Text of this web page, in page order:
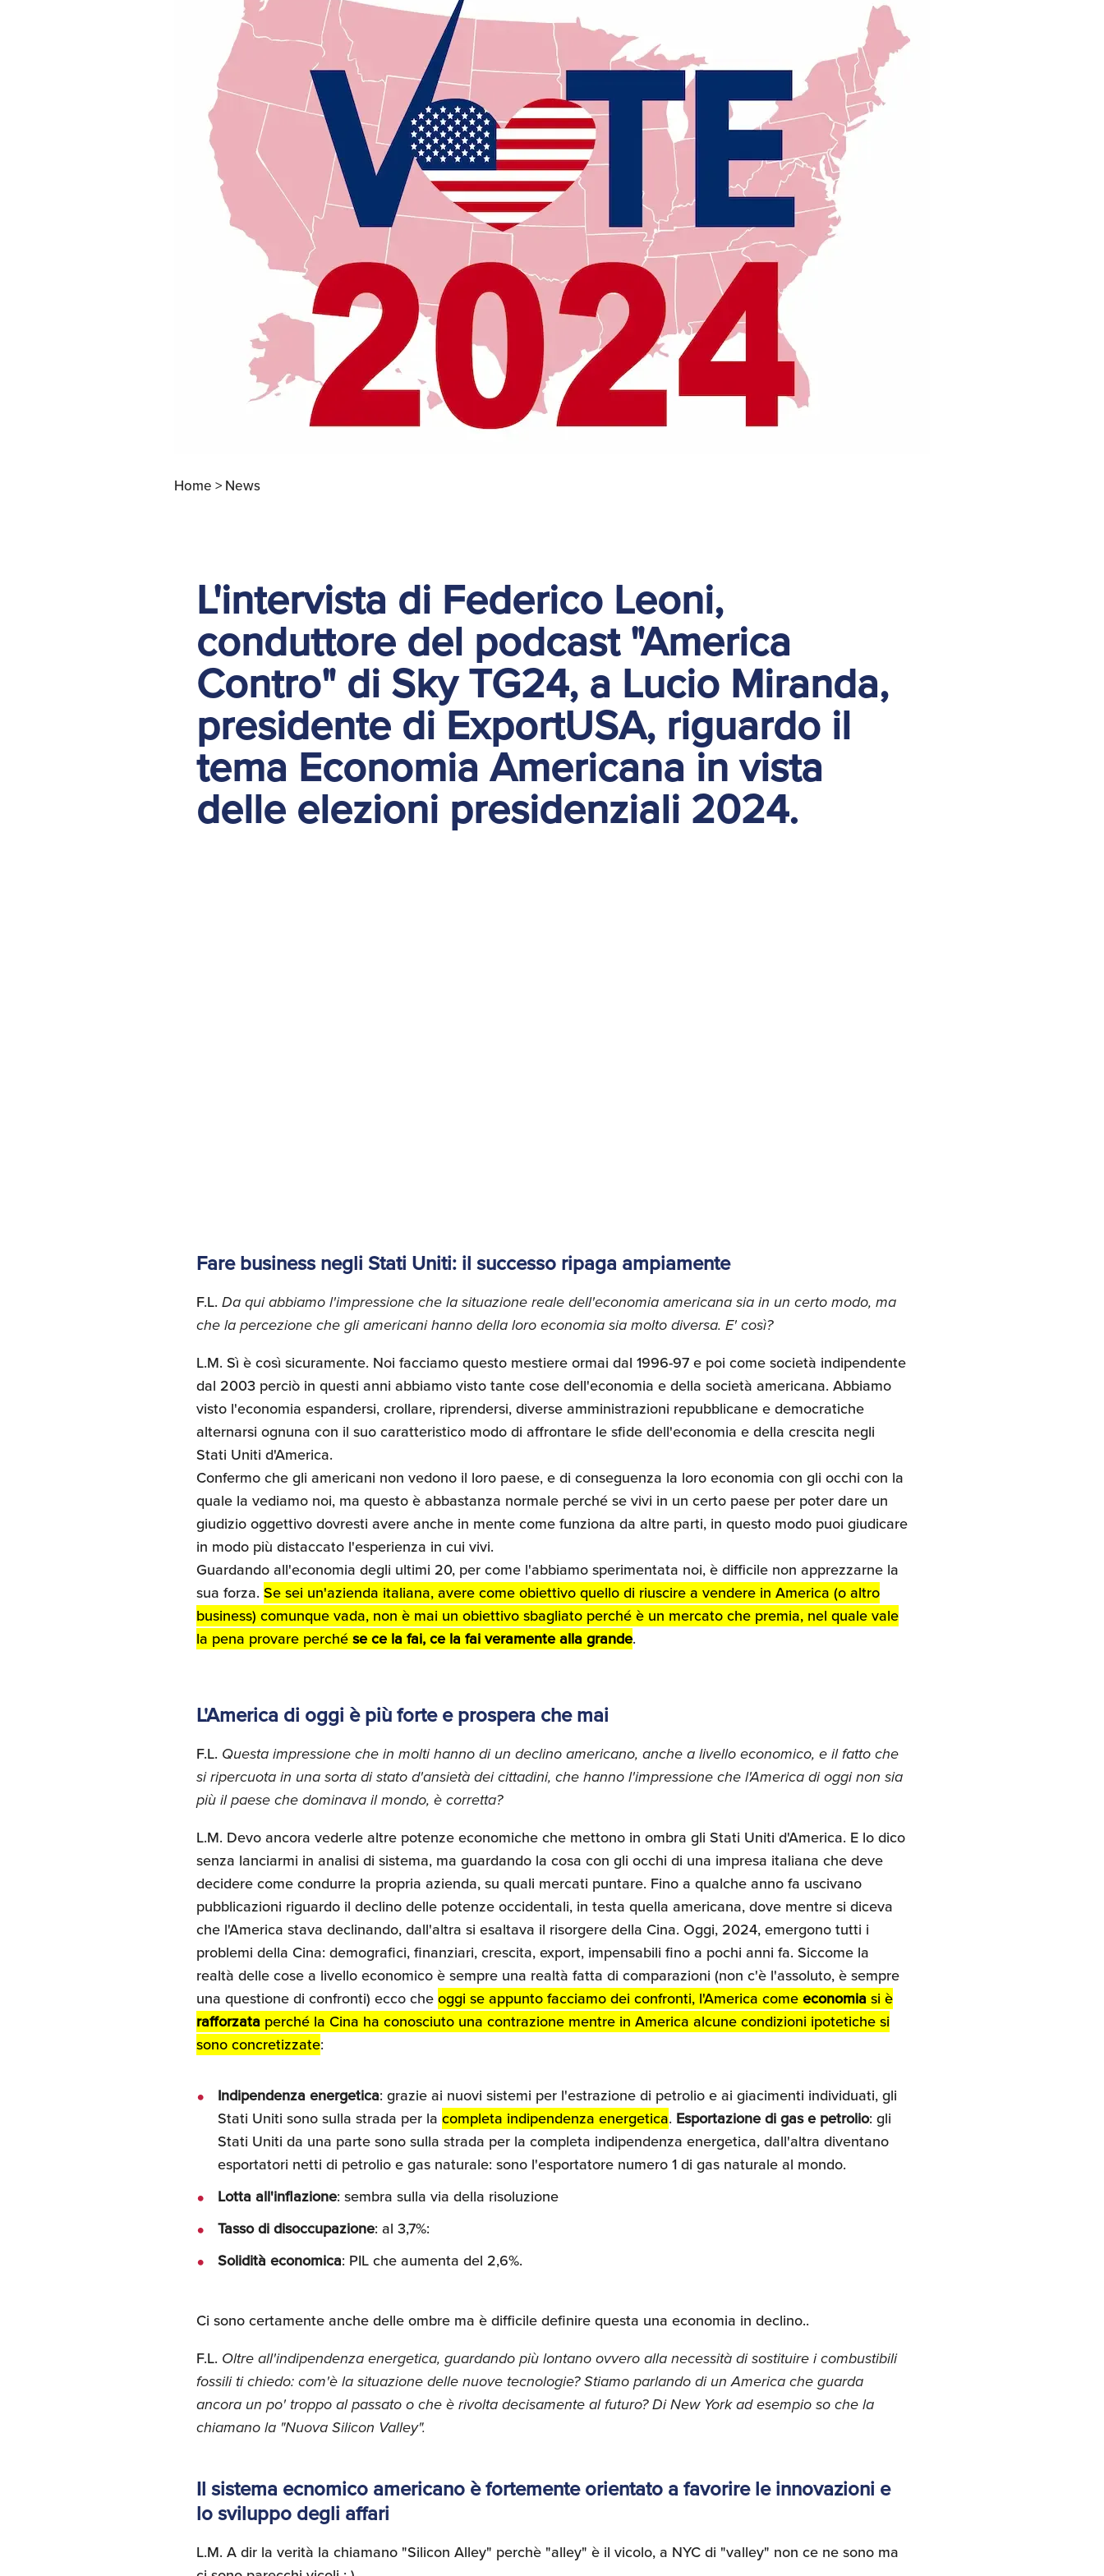
Apertura Ristoranti
negli Stati Uniti
Ricerche di Mercato
Assicurazioni, Permessi
e Licenze
Ricerca Personale e
Gestione Risorse
Umane
Home > News
L'intervista di Federico Leoni,
conduttore del podcast "America
Contro" di Sky TG24, a Lucio Miranda,
presidente di ExportUSA, riguardo il
tema Economia Americana in vista
delle elezioni presidenziali 2024.
Fare business negli Stati Uniti: il successo ripaga ampiamente
F.L. Da qui abbiamo l'impressione che la situazione reale dell'economia americana sia in un certo modo, ma
che la percezione che gli americani hanno della loro economia sia molto diversa. E' così?
L.M. Sì è così sicuramente. Noi facciamo questo mestiere ormai dal 1996-97 e poi come società indipendente
dal 2003 perciò in questi anni abbiamo visto tante cose dell'economia e della società americana. Abbiamo
visto l'economia espandersi, crollare, riprendersi, diverse amministrazioni repubblicane e democratiche
alternarsi ognuna con il suo caratteristico modo di affrontare le sfide dell'economia e della crescita negli
Stati Uniti d'America.
Confermo che gli americani non vedono il loro paese, e di conseguenza la loro economia con gli occhi con la
quale la vediamo noi, ma questo è abbastanza normale perché se vivi in un certo paese per poter dare un
giudizio oggettivo dovresti avere anche in mente come funziona da altre parti, in questo modo puoi giudicare
in modo più distaccato l'esperienza in cui vivi.
Guardando all'economia degli ultimi 20, per come l'abbiamo sperimentata noi, è difficile non apprezzarne la
sua forza. Se sei un'azienda italiana, avere come obiettivo quello di riuscire a vendere in America (o altro
business) comunque vada, non è mai un obiettivo sbagliato perché è un mercato che premia, nel quale vale
la pena provare perchése ce la fai, ce la fai veramente alla grande.
L'America di oggi è più forte e prospera che mai
F.L. Questa impressione che in molti hanno di un declino americano, anche a livello economico, e il fatto che
si ripercuota in una sorta di stato d'ansietà dei cittadini, che hanno l'impressione che l'America di oggi non sia
più il paese che dominava il mondo, è corretta?
L.M. Devo ancora vederle altre potenze economiche che mettono in ombra gli Stati Uniti d'America. E lo dico
senza lanciarmi in analisi di sistema, ma guardando la cosa con gli occhi di una impresa italiana che deve
decidere come condurre la propria azienda, su quali mercati puntare. Fino a qualche anno fa uscivano
pubblicazioni riguardo il declino delle potenze occidentali, in testa quella americana, dove mentre si diceva
che l'America stava declinando, dall'altra si esaltava il risorgere della Cina. Oggi, 2024, emergono tutti i
problemi della Cina: demografici, finanziari, crescita, export, impensabili fino a pochi anni fa. Siccome la
realtà delle cose a livello economico è sempre una realtà fatta di comparazioni (non c'è l'assoluto, è sempre
una questione di confronti) ecco cheoggi se appunto facciamo dei confronti, l'America comeeconomia si è
rafforzata perché la Cina ha conosciuto una contrazione mentre in America alcune condizioni ipotetiche si
sono concretizzate:
Indipendenza energetica: grazie ai nuovi sistemi per l'estrazione di petrolio e ai giacimenti individuati, gli
Stati Uniti sono sulla strada per la completa indipendenza energetica. Esportazione di gas e petrolio: gli
Stati Uniti da una parte sono sulla strada per la completa indipendenza energetica, dall'altra diventano
esportatori netti di petrolio e gas naturale: sono l'esportatore numero 1 di gas naturale al mondo.
Lotta all'inflazione: sembra sulla via della risoluzione
Tasso di disoccupazione: al 3,7%:
Solidità economica: PIL che aumenta del 2,6%.
Ci sono certamente anche delle ombre ma è difficile definire questa una economia in declino..
F.L. Oltre all'indipendenza energetica, guardando più lontano ovvero alla necessità di sostituire i combustibili
fossili ti chiedo: com'è la situazione delle nuove tecnologie? Stiamo parlando di un America che guarda
ancora un po' troppo al passato o che è rivolta decisamente al futuro? Di New York ad esempio so che la
chiamano la "Nuova Silicon Valley".
Il sistema ecnomico americano è fortemente orientato a favorire le innovazioni e
lo sviluppo degli affari
L.M. A dir la verità la chiamano "Silicon Alley" perchè "alley" è il vicolo, a NYC di "valley" non ce ne sono ma